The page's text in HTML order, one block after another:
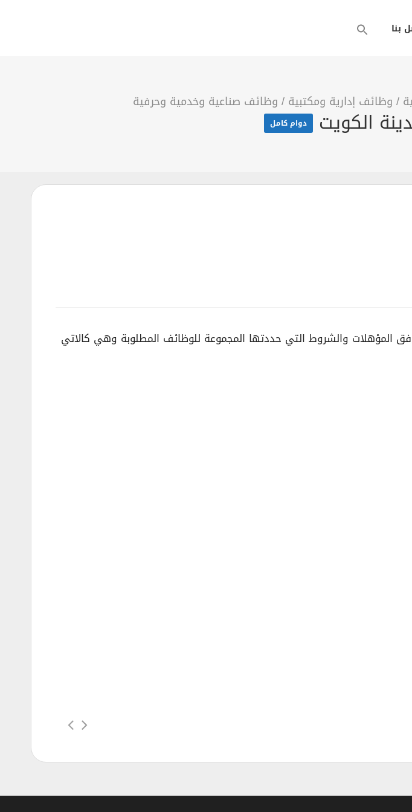
بنا
/ وظائف إدارية ومكتبية / وظائف صناعية وخدمية وحرفية
دوام كامل
وذلك للعمل وفق المؤهلات والشروط التي حددتها المجموعة للوظائف المطلوبة وهي كالاتي